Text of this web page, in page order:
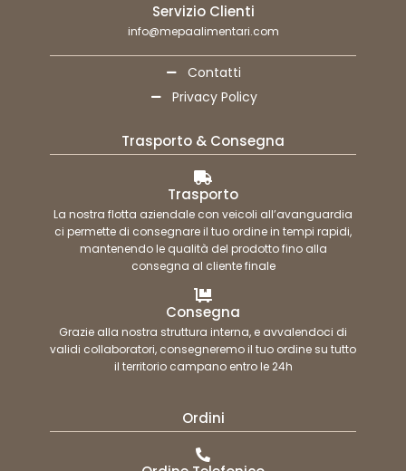
Servizio Clienti
info@mepaalimentari.com
Contatti
Privacy Policy
Trasporto & Consegna
Trasporto
La nostra flotta aziendale con veicoli all’avanguardia
ci permette di consegnare il tuo ordine in tempi rapidi,
mantenendo le qualità del prodotto fino alla
consegna al cliente finale
Consegna
Grazie alla nostra struttura interna, e avvalendoci di
validi collaboratori, consegneremo il tuo ordine su tutto
il territorio campano entro le 24h
Ordini